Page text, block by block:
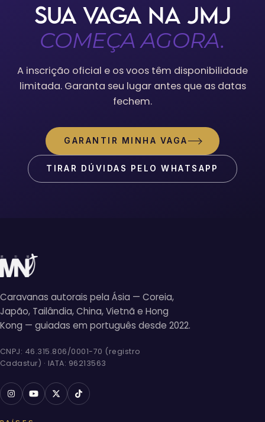
SUA VAGA NA JMJ
COMEÇA AGORA.
A inscrição oficial e os voos têm disponibilidade
limitada. Garanta seu lugar antes que as datas
fechem.
GARANTIR MINHA VAGA
TIRAR DÚVIDAS PELO WHATSAPP
Caravanas autorais pela Ásia — Coreia,
Japão, Tailândia, China, Vietnã e Hong
Kong — guiadas em português desde 2022.
CNPJ: 46.315.806/0001-70 (registro
Cadastur) · IATA: 96213563